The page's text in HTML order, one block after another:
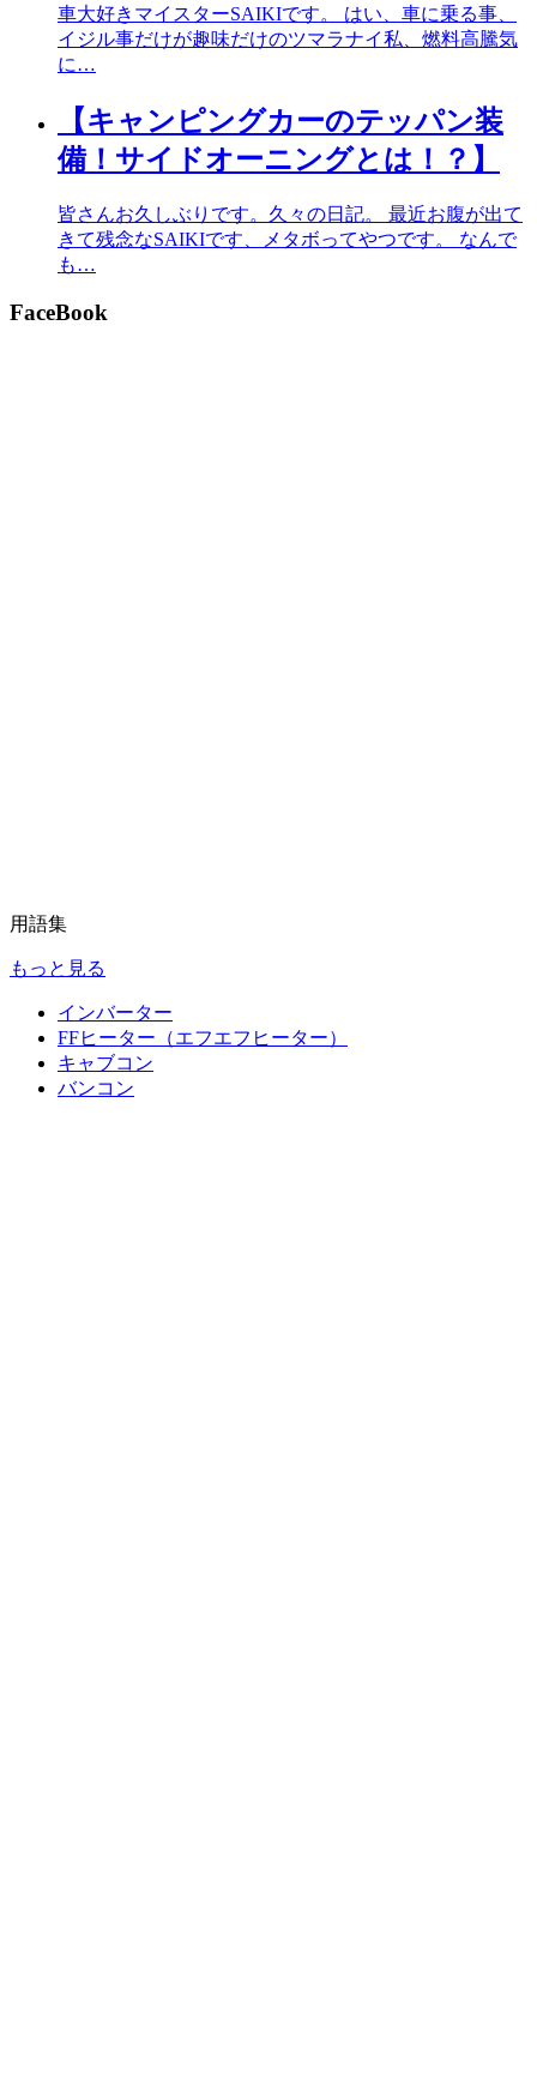
車大好きマイスターSAIKIです。 はい、車に乗る事、
イジル事だけが趣味だけのツマラナイ私、燃料高騰気
に…
【キャンピングカーのテッパン装
備！サイドオーニングとは！？】
皆さんお久しぶりです。久々の日記。 最近お腹が出て
きて残念なSAIKIです、メタボってやつです。 なんで
も…
FaceBook
用語集
もっと見る
インバーター
FFヒーター（エフエフヒーター）
キャブコン
バンコン